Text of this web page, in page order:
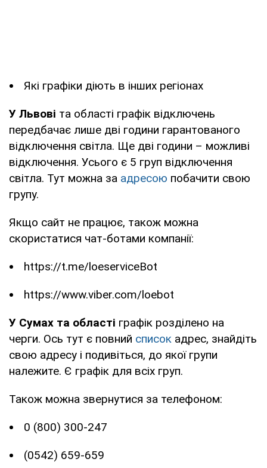
Які графіки діють в інших регіонах
У Львові та області графік відключень
передбачає лише дві години гарантованого
відключення світла. Ще дві години – можливі
відключення. Усього є 5 груп відключення
світла. Тут можна за адресою побачити свою
групу.
Якщо сайт не працює, також можна
скористатися чат-ботами компанії:
https://t.me/loeserviceBot
https://www.viber.com/loebot
У Сумах та області графік розділено на
черги. Ось тут є повний список адрес, знайдіть
свою адресу і подивіться, до якої групи
належите. Є графік для всіх груп.
Також можна звернутися за телефоном:
0 (800) 300-247
(0542) 659-659